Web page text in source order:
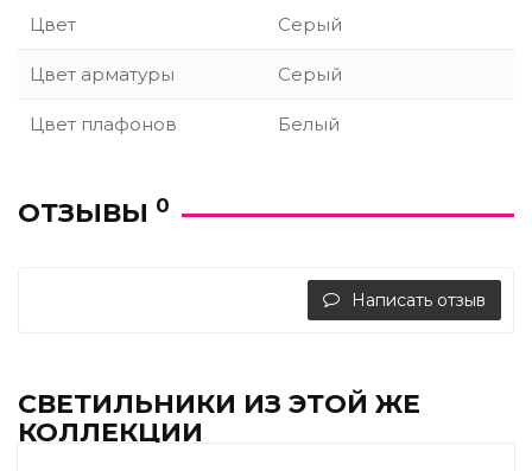
Цвет Серый
Цвет арматуры Серый
Цвет плафонов Белый
ОТЗЫВЫ 0
Написать отзыв
СВЕТИЛЬНИКИ ИЗ ЭТОЙ ЖЕ
КОЛЛЕКЦИИ